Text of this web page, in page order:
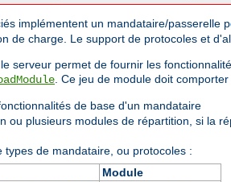
implémentent un mandataire/passerelle
de charge. Le support de protocoles et
serveur permet de fournir les
. Ce jeu de module doit comporter
de base d'un mandataire
ou plusieurs modules de répartition, si la
types de mandataire, ou protocoles :
Module